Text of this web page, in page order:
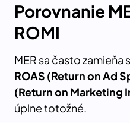
Porovnanie
ROMI
MER sa často zamieňa
ROAS (Return on Ad
(Return on Marketing
úplne totožné.